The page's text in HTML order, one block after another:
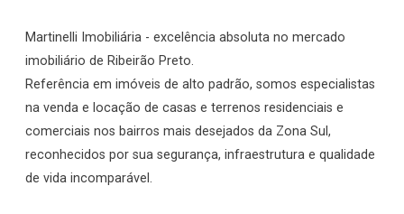
Martinelli Imobiliária - excelência absoluta no mercado
imobiliário de Ribeirão Preto.
Referência em imóveis de alto padrão, somos especialistas
na venda e locação de casas e terrenos residenciais e
comerciais nos bairros mais desejados da Zona Sul,
reconhecidos por sua segurança, infraestrutura e qualidade
de vida incomparável.